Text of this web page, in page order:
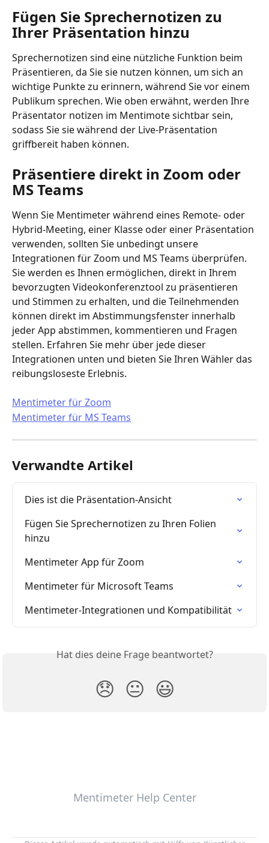
Fügen Sie Sprechernotizen zu
Ihrer Präsentation hinzu
Sprechernotizen sind eine nützliche Funktion beim
Präsentieren, da Sie sie nutzen können, um sich an
wichtige Punkte zu erinnern, während Sie vor einem
Publikum sprechen. Wie oben erwähnt, werden Ihre
Präsentator notizen im Mentimote sichtbar sein,
sodass Sie sie während der Live-Präsentation
griffbereit haben können.
Präsentiere direkt in Zoom oder
MS Teams
Wenn Sie Mentimeter während eines Remote- oder
Hybrid-Meeting, einer Klasse oder einer Präsentation
verwenden, sollten Sie unbedingt unsere
Integrationen für Zoom und MS Teams überprüfen.
Sie werden es Ihnen ermöglichen, direkt in Ihrem
bevorzugten Videokonferenztool zu präsentieren
und Stimmen zu erhalten, und die Teilnehmenden
können direkt im Abstimmungsfenster innerhalb
jeder App abstimmen, kommentieren und Fragen
stellen. Erfahren Sie mehr über jede dieser
Integrationen unten und bieten Sie Ihren Wähler das
reibungsloseste Erlebnis.
Mentimeter für Zoom
Mentimeter für MS Teams
Verwandte Artikel
Dies ist die Präsentation-Ansicht
Fügen Sie Sprechernotizen zu Ihren Folien
hinzu
Mentimeter App für Zoom
Mentimeter für Microsoft Teams
Mentimeter-Integrationen und Kompatibilität
Hat dies deine Frage beantwortet?
😞 😐 😃
Mentimeter Help Center